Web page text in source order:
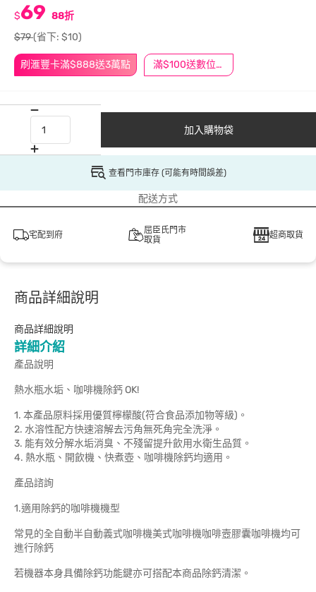
刷滙豐卡滿$888送3萬點 滿$100送數位印花
$69 88折
$79(省下: $10)
加入購物袋
查看門市庫存 (可能有時間誤差)
配送方式
宅配到府
屈臣氏門市
取貨
超商取貨
商品詳細說明
商品詳細說明
詳細介紹
產品說明
熱水瓶水垢、咖啡機除鈣 OK!
1. 本產品原料採用優質檸檬酸(符合食品添加物等級)。
2. 水溶性配方快速溶解去污角無死角完全洗淨。
3. 能有效分解水垢消臭、不殘留提升飲用水衛生品質。
4. 熱水瓶、開飲機、快煮壺、咖啡機除鈣均適用。
產品諮詢
1.適用除鈣的咖啡機機型
常見的全自動半自動義式咖啡機美式咖啡機咖啡壼膠囊咖啡機均可
進行除鈣
若機器本身具備除鈣功能鍵亦可搭配本商品除鈣清潔。